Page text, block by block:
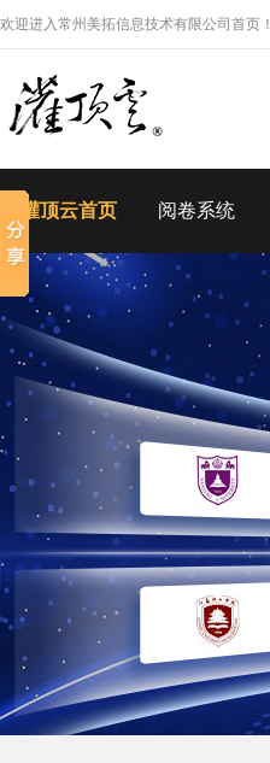
欢迎进入常州美拓信息技术有限公司首页！
灌顶云首页 阅卷系统